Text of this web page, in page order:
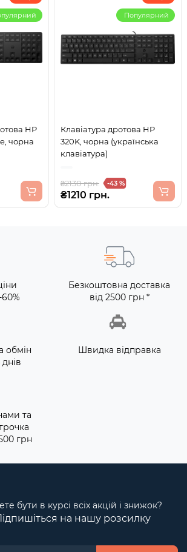
HP
чорна
Популярний
Клавіатура дротова HP
320K, чорна (українська
клавіатура)
₴2130 грн. -43 %
₴1210 грн.
Безкоштовна доставка
від 2500 грн *
обмін
Швидка відправка
та
грн
бути в курсі всіх акцій і знижок?
на нашу розсилку